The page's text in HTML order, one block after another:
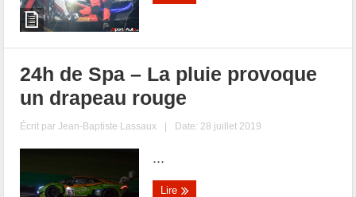
24h de Spa – La pluie provoque
un drapeau rouge
Écrit parJean-Baptiste Lassaux | Date: 28 juillet 2019
...
Lire